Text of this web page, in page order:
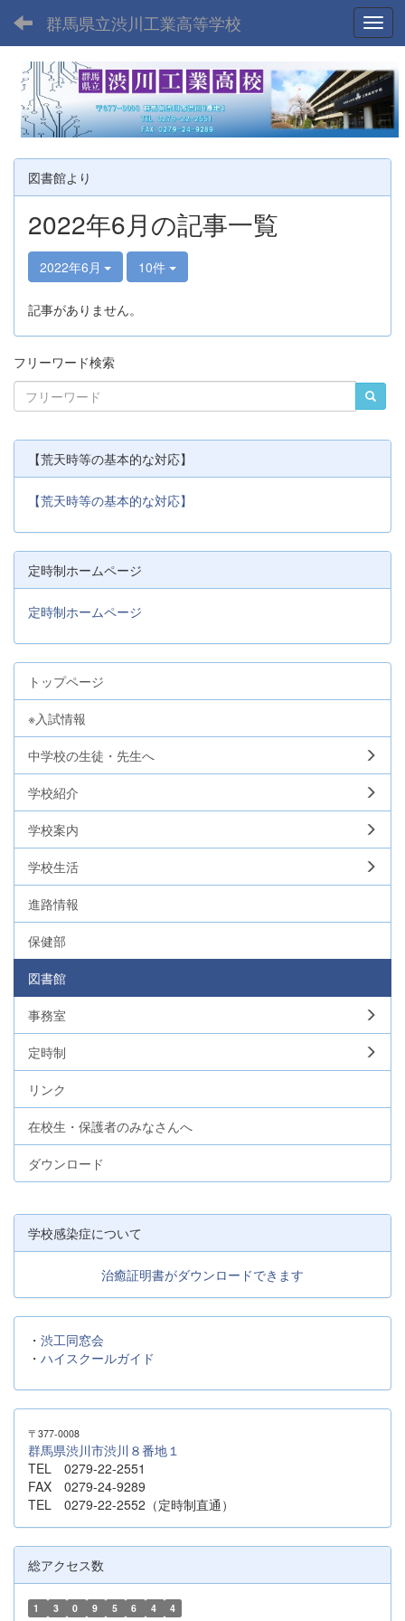
群馬県立渋川工業高等学校
図書館より
2022年6月の記事一覧
2022年6月 10件
記事がありません。
フリーワード検索
【荒天時等の基本的な対応】
【荒天時等の基本的な対応】
定時制ホームページ
定時制ホームページ
トップページ
※入試情報
中学校の生徒・先生へ
学校紹介
学校案内
学校生活
進路情報
保健部
図書館
事務室
定時制
リンク
在校生・保護者のみなさんへ
ダウンロード
学校感染症について
治癒証明書がダウンロードできます
・ 渋工同窓会
・ ハイスクールガイド
〒377-0008
群馬県渋川市渋川８番地１
TEL 0279-22-2551
FAX 0279-24-9289
TEL 0279-22-2552（定時制直通）
総アクセス数
1 3 0 9 5 6 4 4